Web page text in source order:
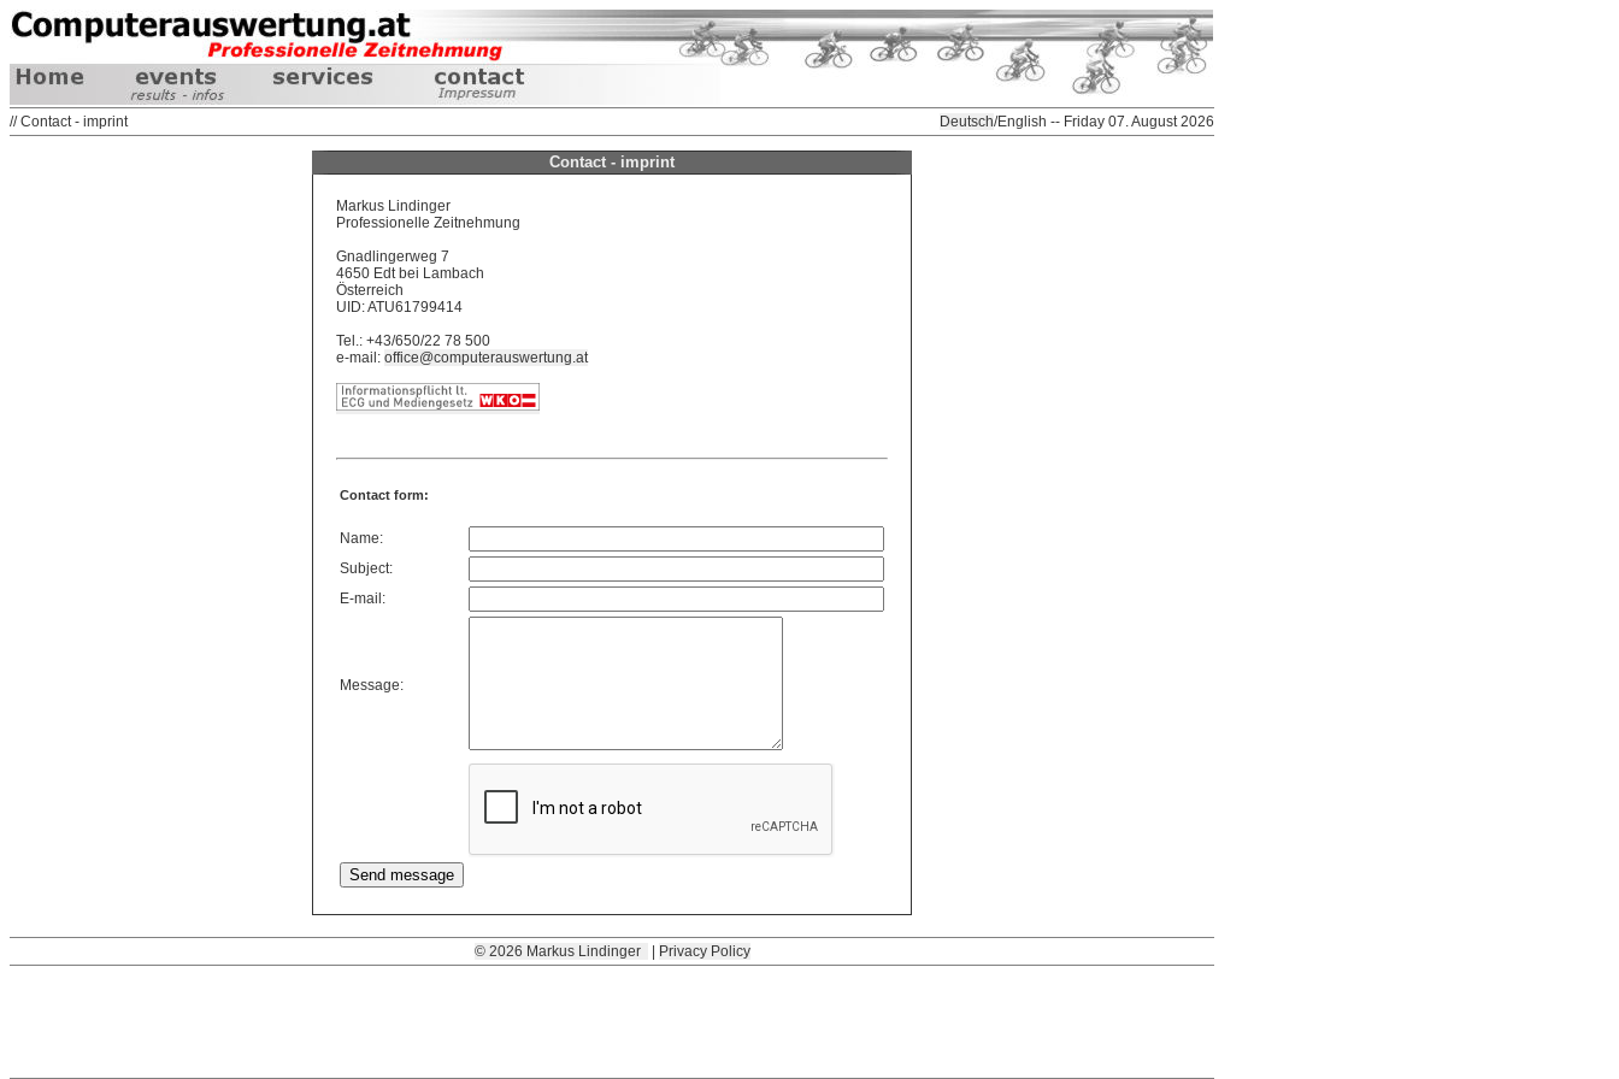
// Contact - imprint Deutsch/English -- Friday 07. August 2026
Contact - imprint
Markus Lindinger
Professionelle Zeitnehmung
Gnadlingerweg 7
4650 Edt bei Lambach
Österreich
UID: ATU61799414
Tel.: +43/650/22 78 500
e-mail: office@computerauswertung.at
Contact form:
Name:
Subject:
E-mail:
Message:
© 2026 Markus Lindinger Privacy Policy